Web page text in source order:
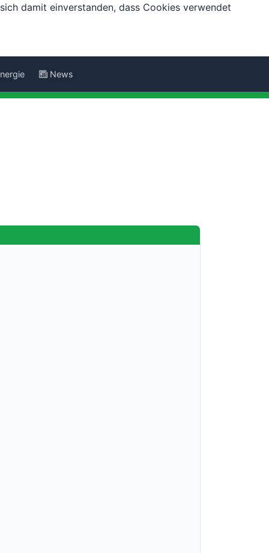
damit einverstanden, dass Cookies verwendet
News